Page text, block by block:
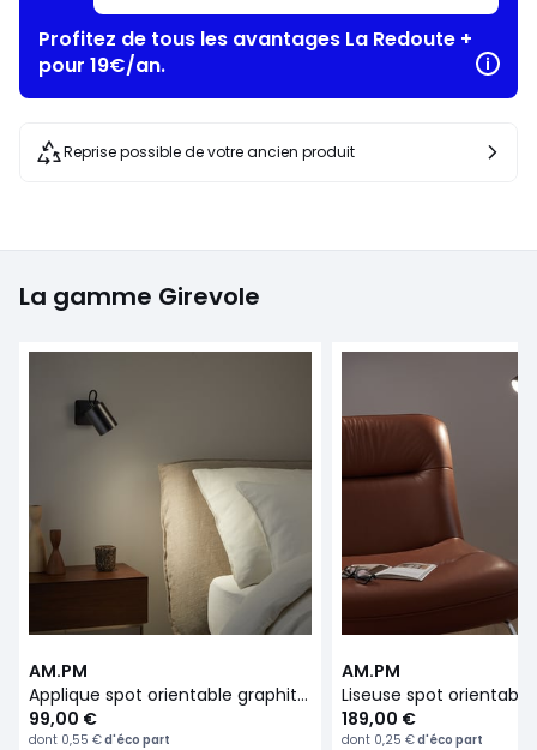
Profitez de tous les avantages La Redoute +
pour 19€/an.
Reprise possible de votre ancien produit
La gamme Girevole
AM.PM
Applique spot orientable graphite, Girevole
99,00 €
dont 0,55 €d'éco part
AM.PM
189,00 €
dont 0,25 €d'éco part